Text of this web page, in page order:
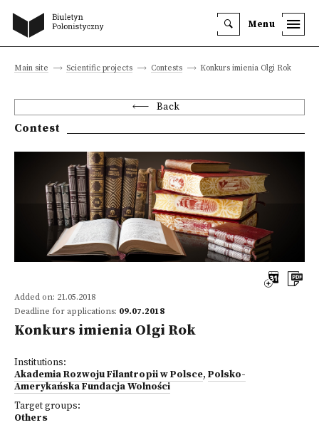
Menu
Main site Scientific projects Contests Konkurs imienia Olgi Rok
Back
Contest
Added on: 21.05.2018
Deadline for applications: 09.07.2018
Konkurs imienia Olgi Rok
Institutions:
Akademia Rozwoju Filantropii w Polsce, Polsko-
Amerykańska Fundacja Wolności
Target groups:
Others